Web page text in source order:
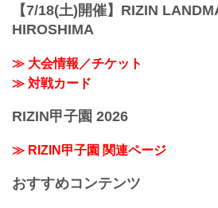
【7/18(土)開催】RIZIN
HIROSHIMA
≫ 大会情報／チケット
≫ 対戦カード
RIZIN甲子園 2026
≫ RIZIN甲子園 関連ページ
おすすめコンテンツ